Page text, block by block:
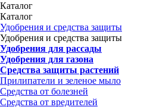
Каталог
Каталог
Удобрения и средства защиты
Удобрения и средства защиты
Удобрения для рассады
Удобрения для газона
Средства защиты растений
Прилипатели и зеленое мыло
Средства от болезней
Средства от вредителей